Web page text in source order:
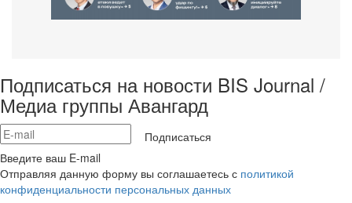
Подписаться на новости BIS Journal /
Медиа группы Авангард
Подписаться
Введите ваш E-mail
Отправляя данную форму вы соглашаетесь с политикой
конфиденциальности персональных данных